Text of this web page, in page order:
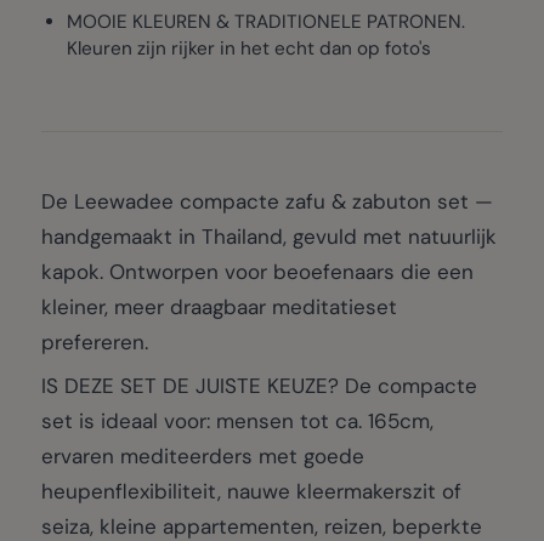
MOOIE KLEUREN & TRADITIONELE PATRONEN.
Kleuren zijn rijker in het echt dan op foto's
De Leewadee compacte zafu & zabuton set —
handgemaakt in Thailand, gevuld met natuurlijk
kapok. Ontworpen voor beoefenaars die een
kleiner, meer draagbaar meditatieset
prefereren.
IS DEZE SET DE JUISTE KEUZE? De compacte
set is ideaal voor: mensen tot ca. 165cm,
ervaren mediteerders met goede
heupenflexibiliteit, nauwe kleermakerszit of
seiza, kleine appartementen, reizen, beperkte